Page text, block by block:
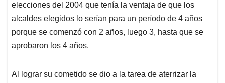
elecciones del 2004 que tenía la ventaja de que los
alcaldes elegidos lo serían para un período de 4 años
porque se comenzó con 2 años, luego 3, hasta que se
aprobaron los 4 años.
Al lograr su cometido se dio a la tarea de aterrizar la